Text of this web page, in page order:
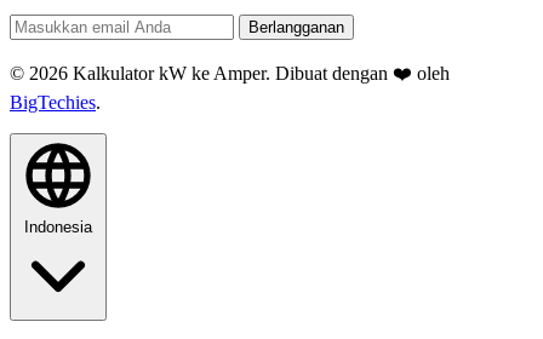
Berlangganan
© 2026 Kalkulator kW ke Amper. Dibuat dengan ❤️ oleh
BigTechies.
Indonesia